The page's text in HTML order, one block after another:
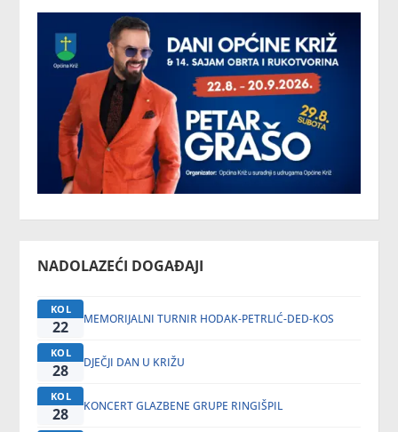
NADOLAZEĆI DOGAĐAJI
KOL
22 MEMORIJALNI TURNIR HODAK-PETRLIĆ-DED-KOS
KOL
28 DJEČJI DAN U KRIŽU
KOL
28 KONCERT GLAZBENE GRUPE RINGIŠPIL